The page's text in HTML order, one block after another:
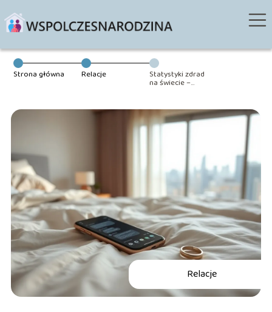
Strona główna Relacje Statystyki zdrad
na świecie –
Relacje